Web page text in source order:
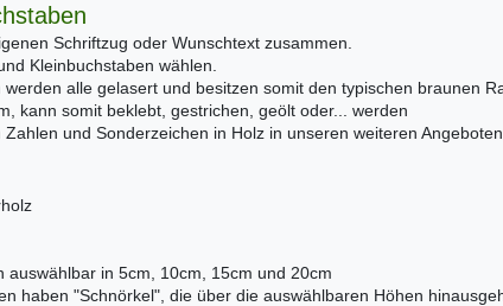
Schriftzug oder Wunschtext zusammen.
Kleinbuchstaben wählen.
alle gelasert und besitzen somit den typischen braunen
kann somit beklebt, gestrichen, geölt oder... werden
und Sonderzeichen in Holz in unseren weiteren Angeboten
auswählbar in 5cm, 10cm, 15cm und 20cm
haben "Schnörkel", die über die auswählbaren Höhen